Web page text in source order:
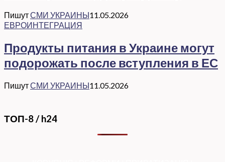
ПишутСМИ УКРАИНЫ11.05.2026
ЕВРОИНТЕГРАЦИЯ
Продукты питания в Украине могут
подорожать после вступления в ЕС
ПишутСМИ УКРАИНЫ11.05.2026
ТОП-8 / h24